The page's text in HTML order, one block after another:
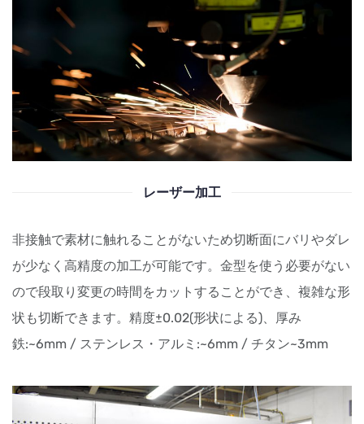
レーザー加工
非接触で素材に触れることがないため切断面にバリやダレ
が少なく高精度の加工が可能です。 金型を使う必要がない
ので段取り変更の時間をカットすることができ、 複雑な形
状も切断できます。 精度±0.02(形状による)、厚み
鉄:~6mm / ステンレス・アルミ:~6mm / チタン~3mm